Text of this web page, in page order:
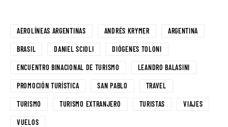
AEROLÍNEAS ARGENTINAS ANDRÉS KRYMER ARGENTINA
BRASIL DANIEL SCIOLI DIÓGENES TOLONI
ENCUENTRO BINACIONAL DE TURISMO LEANDRO BALASINI
PROMOCIÓN TURÍSTICA SAN PABLO TRAVEL
TURISMO TURISMO EXTRANJERO TURISTAS VIAJES
VUELOS